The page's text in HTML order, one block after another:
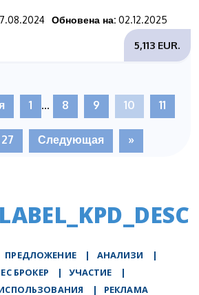
Обновена на: 02.12.2025
5,113 EUR.
1 ... 8 9 10 11
27 Следующая »
LABEL_KPD_DESC
ПРЕДЛОЖЕНИЕ | АНАЛИЗИ
|
БРОКЕР
| УЧАСТИЕ
|
| РЕКЛАМА